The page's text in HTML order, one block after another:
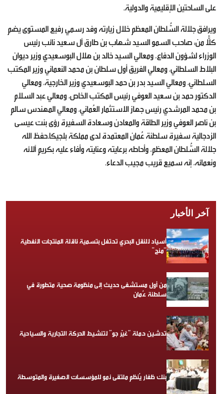
على الساحتين الإقليمية والدولية.
ويرافق جلالة السُّلطان المعظم خلال زيارته وفد رسمي رفيع المستوى يضم
كلًّا من: صاحب السمو السيد شهاب بن طارق آل سعيد نائب رئيس
الوزراء لشؤون الدفاع، ومعالي السيد خالد بن هلال البوسعيدي وزير ديوان
البلاط السلطاني، ومعالي الفريق أول سلطان بن محمد النعماني وزير المكتب
السلطاني، ومعالي السيد بدر بن حمد البوسعيدي وزير الخارجية، ومعالي
الدكتور حمد بن سعيد العوفي رئيس المكتب الخاص، ومعالي عبد السلام
بن محمد المرشدي رئيس جهاز الاستثمار العُماني، ومعالي المهندس سالم
بن ناصر العوفي وزير الطاقة والمعادن وسعادة السفيرة رؤى بنت عيسى
الزدجالية سفيرة سلطنة عُمان المعتمدة لدى مملكة بلجيكا.حفظ الله
جلالة السُّلطان المعظم، وأحاطه برعايته وعنايته وأفاء عليه بكريم آلائه
ونعمائه، إنه سميع قريب مجيب الدعاء.
آخر الأخبار
أسياد للنقل البحري تحتفل بتسمية ناقلة المنتجات النفطية
“منح”
من أول مستشفى حديث إلى منظومة صحية متطورة في
سلطنة عُمان
تدشين حملة “غيّر جو” لتنشيط الحركة التجارية والسياحية
بنك ظفار يُنظم ملتقى نمو للمؤسسات الصغيرة والمتوسطة